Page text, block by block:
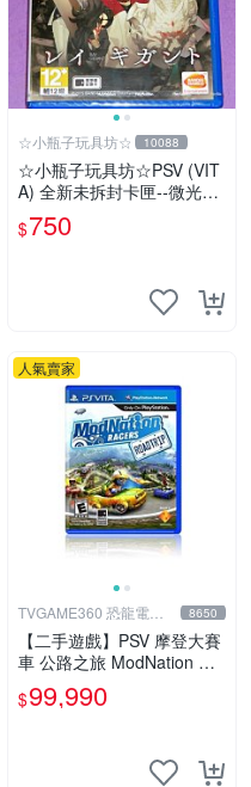
☆小瓶子玩具坊☆ 10088
☆小瓶子玩具坊☆PSV (VIT
A) 全新未拆封卡匣--微光神
獵
$750
人氣賣家
TVGAME360 恐龍電玩- 8650
【二手遊戲】PSV 摩登大賽
車 公路之旅 ModNation Ra
cers 中文版 【台中恐龍電
玩】
$99,990